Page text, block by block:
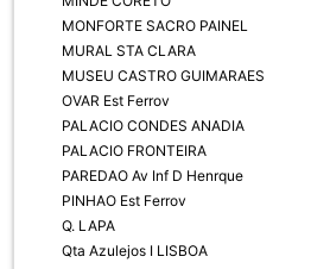
MONFORTE SACRO PAINEL
MURAL STA CLARA
MUSEU CASTRO GUIMARAES
OVAR Est Ferrov
PALACIO CONDES ANADIA
PALACIO FRONTEIRA
PAREDAO Av Inf D Henrque
PINHAO Est Ferrov
Q. LAPA
Qta Azulejos I LISBOA